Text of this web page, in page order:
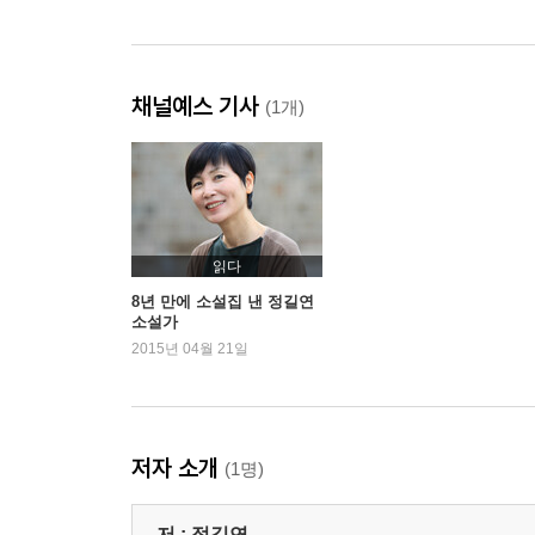
채널예스 기사 (1개)
읽다
8년 만에 소설집 낸 정길연
소설가
2015년 04월 21일
저자 소개 (1명)